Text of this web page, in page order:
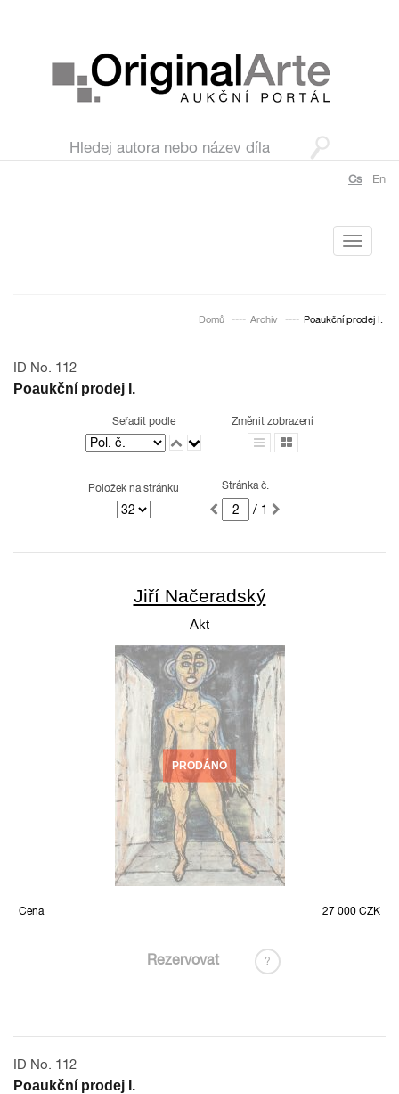
Cs En
Toggle
Domů Archiv Poaukční prodej I.
ID No. 112
Poaukční prodej I.
Seřadit podle Změnit zobrazení
Položek na stránku Stránka č.
/ 1
Jiří Načeradský
Akt
PRODÁNO
Cena 27 000 CZK
Rezervovat ?
ID No. 112
Poaukční prodej I.